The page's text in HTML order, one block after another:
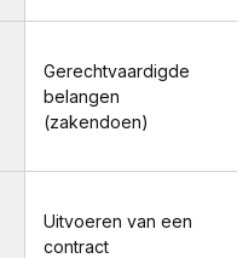
Gerechtvaardigde
belangen
(zakendoen)
Uitvoeren van een
contract